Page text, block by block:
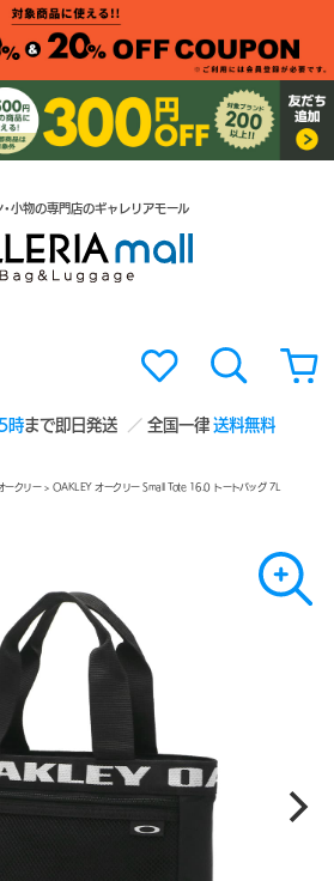
時まで即日発送 全国一律送料無料
・小物の専門店のギャレリアモール
ークリー> OAKLEY オークリー Small Tote 16.0 トートバッグ 7L